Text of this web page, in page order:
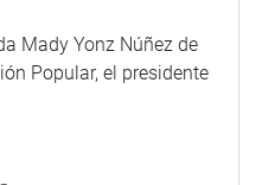
Mady Yonz Núñez de
Popular, el presidente